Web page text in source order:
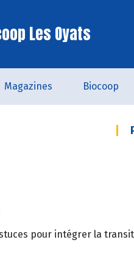
Les Oyats
Magazines Biocoop
pour intégrer la